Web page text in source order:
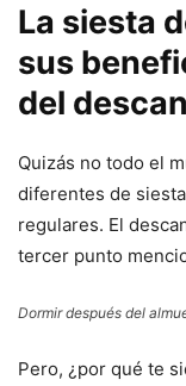
La siesta
sus
del
Quizás no todo el
diferentes de
regulares. El
tercer punto
Dormir después del
Pero, ¿por qué te